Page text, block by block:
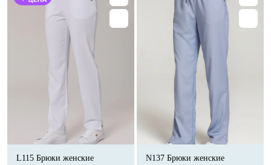
L115 Брюки женские
N137 Брюки женские